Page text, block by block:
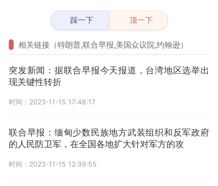
踩一下 顶一下
相关链接（特朗普,联合早报,美国众议院,约翰逊）
突发新闻：据联合早报今天报道，台湾地区选举出
现关键性转折
时间：2023-11-15 17:48:17
联合早报：缅甸少数民族地方武装组织和反军政府
的人民防卫军，在全国各地扩大针对军方的攻
时间：2023-11-15 12:39:55